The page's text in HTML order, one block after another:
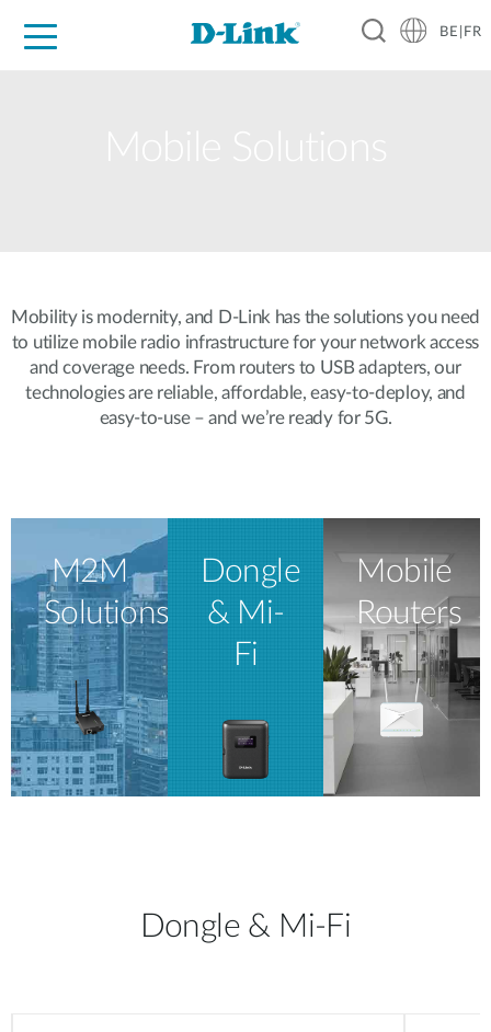
BE|FR
Mobility is modernity, and D-Link has the solutions you need
to utilize mobile radio infrastructure for your network access
and coverage needs. From routers to USB adapters, our
technologies are reliable, affordable, easy-to-deploy, and
easy-to-use – and we’re ready for 5G.
M2M
Solutions
Dongle
& Mi-
Fi
Mobile
Routers
Dongle & Mi-Fi